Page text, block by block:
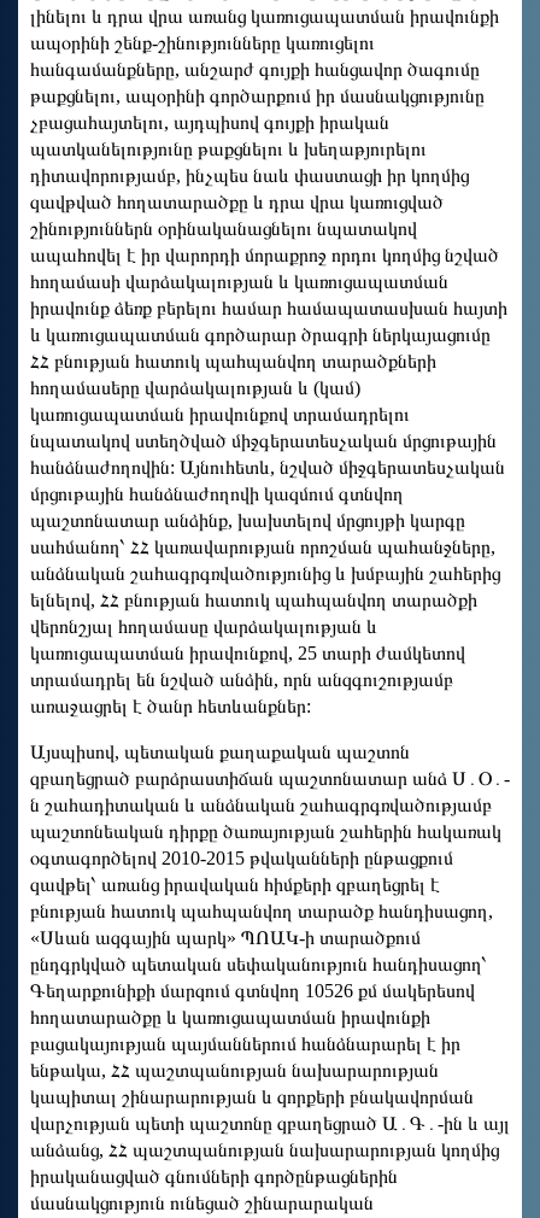
լինելու և դրա վրա առանց կառուցապատման իրավունքի
ապօրինի շենք-շինությունները կառուցելու
հանգամանքները, անշարժ գույքի հանցավոր ծագումը
թաքցնելու, ապօրինի գործարքում իր մասնակցությունը
չբացահայտելու, այդպիսով գույքի իրական
պատկանելությունը թաքցնելու և խեղաթյուրելու
դիտավորությամբ, ինչպես նաև փաստացի իր կողմից
զավթված հողատարածքը և դրա վրա կառուցված
շինություններն օրինականացնելու նպատակով
ապահովել է իր վարորդի մորաքրոջ որդու կողմից նշված
հողամասի վարձակալության և կառուցապատման
իրավունք ձեռք բերելու համար համապատասխան հայտի
և կառուցապատման գործարար ծրագրի ներկայացումը
ՀՀ բնության հատուկ պահպանվող տարածքների
հողամասերը վարձակալության և (կամ)
կառուցապատման իրավունքով տրամադրելու
նպատակով ստեղծված միջգերատեսչական մրցութային
հանձնաժողովին: Այնուհետև, նշված միջգերատեսչական
մրցութային հանձնաժողովի կազմում գտնվող
պաշտոնատար անձինք, խախտելով մրցույթի կարգը
սահմանող՝ ՀՀ կառավարության որոշման պահանջները,
անձնական շահագրգռվածությունից և խմբային շահերից
ելնելով, ՀՀ բնության հատուկ պահպանվող տարածքի
վերոնշյալ հողամասը վարձակալության և
կառուցապատման իրավունքով, 25 տարի ժամկետով
տրամադրել են նշված անձին, որն անզգուշությամբ
առաջացրել է ծանր հետևանքներ:
Այսպիսով, պետական քաղաքական պաշտոն
զբաղեցրած բարձրաստիճան պաշտոնատար անձ Ս․Օ․-
ն շահադիտական և անձնական շահագրգռվածությամբ
պաշտոնեական դիրքը ծառայության շահերին հակառակ
օգտագործելով 2010-2015 թվականների ընթացքում
զավթել՝ առանց իրավական հիմքերի զբաղեցրել է
բնության հատուկ պահպանվող տարածք հանդիսացող,
«Սևան ազգային պարկ» ՊՈԱԿ-ի տարածքում
ընդգրկված պետական սեփականություն հանդիսացող՝
Գեղարքունիքի մարզում գտնվող 10526 քմ մակերեսով
հողատարածքը և կառուցապատման իրավունքի
բացակայության պայմաններում հանձնարարել է իր
ենթակա, ՀՀ պաշտպանության նախարարության
կապիտալ շինարարության և զորքերի բնակավորման
վարչության պետի պաշտոնը զբաղեցրած Ա․Գ․-ին և այլ
անձանց, ՀՀ պաշտպանության նախարարության կողմից
իրականացված գնումների գործընթացներին
մասնակցություն ունեցած շինարարական